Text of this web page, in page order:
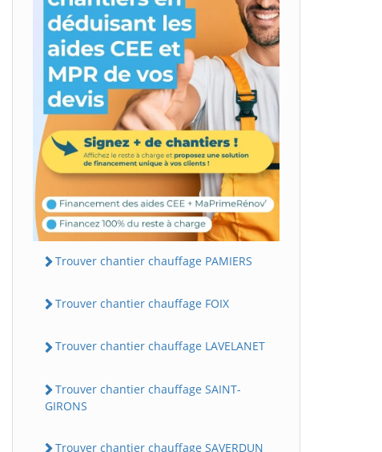
Trouver chantier chauffage PAMIERS
Trouver chantier chauffage FOIX
Trouver chantier chauffage LAVELANET
Trouver chantier chauffage SAINT-
GIRONS
Trouver chantier chauffage SAVERDUN